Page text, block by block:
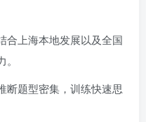
合上海本地发展以及全国
断题型密集，训练快速思